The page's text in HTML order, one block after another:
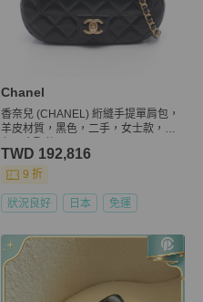
Chanel
香奈兒 (CHANEL) 絎縫手提單肩包，
羊皮材質，黑色，二手，女士款，金
TWD 192,816
9 折
狀況良好 日本 免運